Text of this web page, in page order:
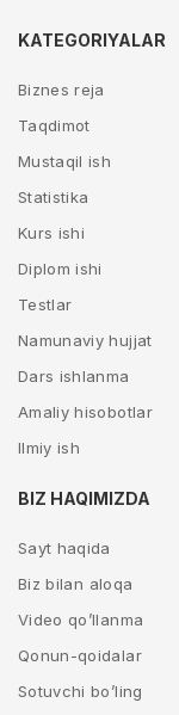
KATEGORIYALAR
Biznes reja
Taqdimot
Mustaqil ish
Statistika
Kurs ishi
Diplom ishi
Testlar
Namunaviy hujjat
Dars ishlanma
Amaliy hisobotlar
Ilmiy ish
BIZ HAQIMIZDA
Sayt haqida
Biz bilan aloqa
Video qo’llanma
Qonun-qoidalar
Sotuvchi bo’ling